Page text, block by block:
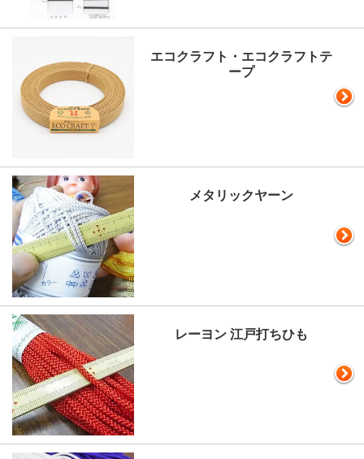
エコクラフト・エコクラフトテ
ープ
メタリックヤーン
レーヨン 江戸打ちひも